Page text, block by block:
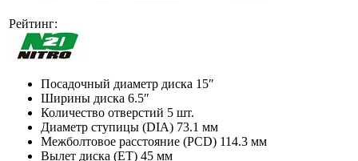
Рейтинг:
Посадочный диаметр диска 15″
Ширины диска 6.5″
Количество отверстий 5 шт.
Диаметр ступицы (DIA) 73.1 мм
Межболтовое расстояние (PCD) 114.3 мм
Вылет диска (ET) 45 мм